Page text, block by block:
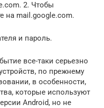
2. Чтобы
на mail.google.com.
и пароль.
все-таки серьезно
по прежнему
в особенности,
которые используют
Android, но не